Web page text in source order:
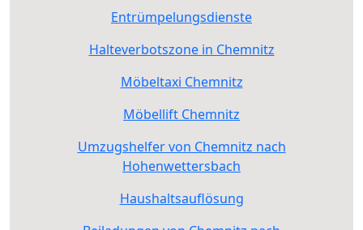
Entrümpelungsdienste
Halteverbotszone in Chemnitz
Möbeltaxi Chemnitz
Möbellift Chemnitz
Umzugshelfer von Chemnitz nach
Hohenwettersbach
Haushaltsauflösung